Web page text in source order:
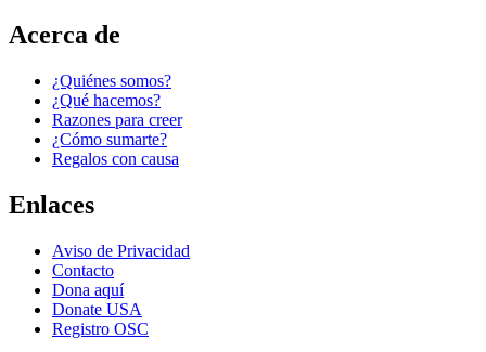
Acerca de
¿Quiénes somos?
¿Qué hacemos?
Razones para creer
¿Cómo sumarte?
Regalos con causa
Enlaces
Aviso de Privacidad
Contacto
Dona aquí
Donate USA
Registro OSC